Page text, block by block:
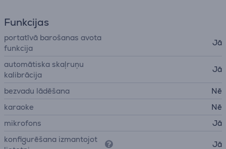
Funkcijas
portatīvā barošanas avota
funkcija
Jā
automātiska skaļruņu
kalibrācija
Jā
bezvadu lādēšana
Nē
karaoke
Nē
mikrofons
Jā
konfigurēšana izmantojot
Jā